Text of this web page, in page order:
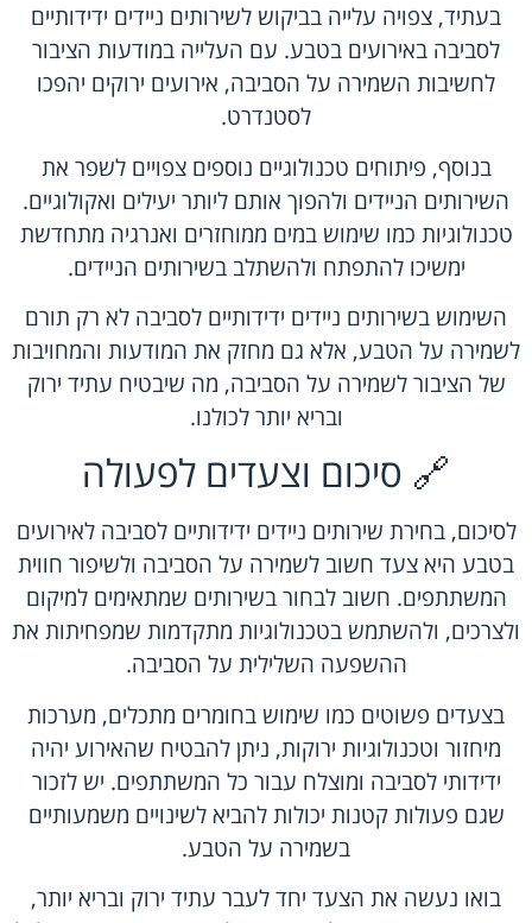
בעתיד, צפויה עלייה בביקוש לשירותים ניידים ידידותיים
לסביבה באירועים בטבע. עם העלייה במודעות הציבור
לחשיבות השמירה על הסביבה, אירועים ירוקים יהפכו
לסטנדרט.
בנוסף, פיתוחים טכנולוגיים נוספים צפויים לשפר את
השירותים הניידים ולהפוך אותם ליותר יעילים ואקולוגיים.
טכנולוגיות כמו שימוש במים ממוחזרים ואנרגיה מתחדשת
ימשיכו להתפתח ולהשתלב בשירותים הניידים.
השימוש בשירותים ניידים ידידותיים לסביבה לא רק תורם
לשמירה על הטבע, אלא גם מחזק את המודעות והמחויבות
של הציבור לשמירה על הסביבה, מה שיבטיח עתיד ירוק
ובריא יותר לכולנו.
🔗 סיכום וצעדים לפעולה
לסיכום, בחירת שירותים ניידים ידידותיים לסביבה לאירועים
בטבע היא צעד חשוב לשמירה על הסביבה ולשיפור חווית
המשתתפים. חשוב לבחור בשירותים שמתאימים למיקום
ולצרכים, ולהשתמש בטכנולוגיות מתקדמות שמפחיתות את
ההשפעה השלילית על הסביבה.
בצעדים פשוטים כמו שימוש בחומרים מתכלים, מערכות
מיחזור וטכנולוגיות ירוקות, ניתן להבטיח שהאירוע יהיה
ידידותי לסביבה ומוצלח עבור כל המשתתפים. יש לזכור
שגם פעולות קטנות יכולות להביא לשינויים משמעותיים
בשמירה על הטבע.
בואו נעשה את הצעד יחד לעבר עתיד ירוק ובריא יותר,